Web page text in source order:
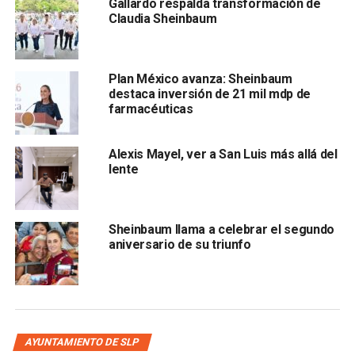
“Hay muchas problemáticas en las ciudades. Aquí
también, aunque sea pequeñito, hay campo.
Apoyamos el campo y la protección de los bosques
con políticas específicas. Aunque hay diversidad, hay
al mismo tiempo una similitud en problemas, en
cultura, y sobre todo, en ser parte de nuestro país”
destacó.
Sheinbaum dijo que el ajuste de los programas ejecutados
en CDMX puede ser aplicado a los diferentes estados de
en la próxima contienda presidencial. Apuntó queestos
programas deberán acompañarse de políticas y
principios generales : “La austeridad republicana, que
que los gobiernos no regresen a la corrupción o a los
privilegios de antes. Y al mismo tiempo, lo que hablo
de los grandes derechos, que es igual para cualquier
Gallardo respalda transformación de
Claudia Sheinbaum
Plan México avanza: Sheinbaum
destaca inversión de 21 mil mdp de
farmacéuticas
Alexis Mayel, ver a San Luis más allá del
lente
Sheinbaum llama a celebrar el segundo
aniversario de su triunfo
AYUNTAMIENTO DE SLP